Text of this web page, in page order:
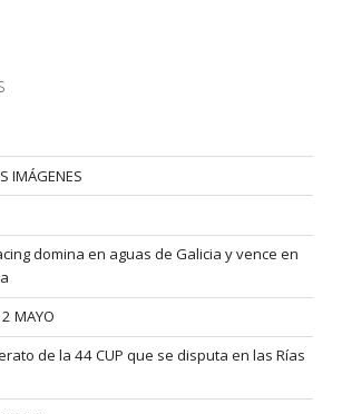
IMÁGENES
domina en aguas de Galicia y vence en
MAYO
de la 44 CUP que se disputa en las Rías